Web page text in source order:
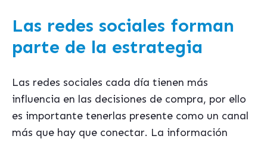
Las redes sociales forman
parte de la estrategia
Las redes sociales cada día tienen más
influencia en las decisiones de compra, por ello
es importante tenerlas presente como un canal
más que hay que conectar. La información